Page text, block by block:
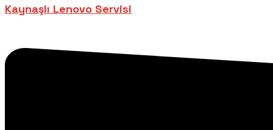
Kaynaşlı Lenovo Servisi